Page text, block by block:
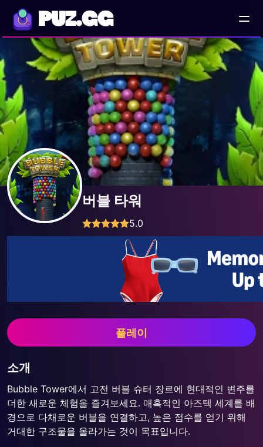
PUZ.GG
버블 타워
5.0
플레이
소개
Bubble Tower에서 고전 버블 슈터 장르에 현대적인 변주를
더한 새로운 체험을 즐겨보세요. 매혹적인 아즈텍 세계를 배
경으로 다채로운 버블을 연결하고, 높은 점수를 얻기 위해
거대한 구조물을 올라가는 것이 목표입니다.